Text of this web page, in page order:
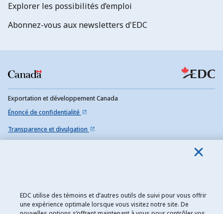
Explorer les possibilités d’emploi
Abonnez-vous aux newsletters d'EDC
Exportation et développement Canada
Énoncé de confidentialité
Transparence et divulgation
EDC utilise des témoins et d’autres outils de suivi pour vous offrir
une expérience optimale lorsque vous visitez notre site. De